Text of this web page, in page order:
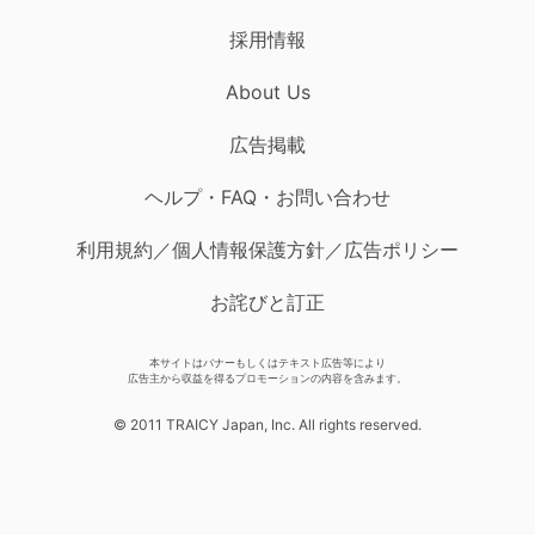
採用情報
About Us
広告掲載
ヘルプ・FAQ・お問い合わせ
利用規約／個人情報保護方針／広告ポリシー
お詫びと訂正
本サイトはバナーもしくはテキスト広告等により
広告主から収益を得るプロモーションの内容を含みます。
© 2011 TRAICY Japan, Inc. All rights reserved.